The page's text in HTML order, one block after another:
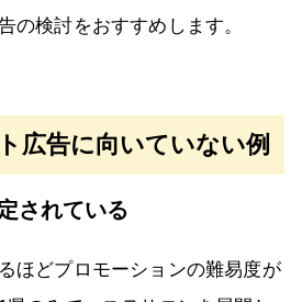
の検討をおすすめします。
広告に向いていない例
されている
ほどプロモーションの難易度が